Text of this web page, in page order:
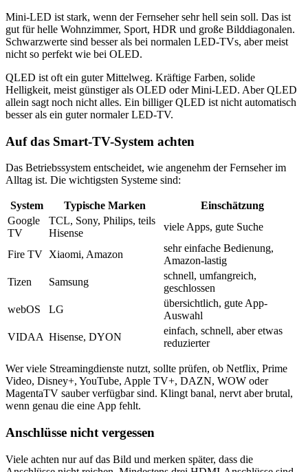
Mini-LED ist stark, wenn der Fernseher sehr hell sein soll. Das ist
gut für helle Wohnzimmer, Sport, HDR und große Bilddiagonalen.
Schwarzwerte sind besser als bei normalen LED-TVs, aber meist
nicht so perfekt wie bei OLED.
QLED ist oft ein guter Mittelweg. Kräftige Farben, solide
Helligkeit, meist günstiger als OLED oder Mini-LED. Aber QLED
allein sagt noch nicht alles. Ein billiger QLED ist nicht automatisch
besser als ein guter normaler LED-TV.
Auf das Smart-TV-System achten
Das Betriebssystem entscheidet, wie angenehm der Fernseher im
Alltag ist. Die wichtigsten Systeme sind:
System Typische Marken
Einschätzung
Google
TV
TCL, Sony, Philips, teils
Hisense
viele Apps, gute Suche
Fire TV Xiaomi, Amazon
sehr einfache Bedienung,
Amazon-lastig
Tizen
Samsung
schnell, umfangreich,
geschlossen
webOS
LG
übersichtlich, gute App-
Auswahl
VIDAA Hisense, DYON
einfach, schnell, aber etwas
reduzierter
Wer viele Streamingdienste nutzt, sollte prüfen, ob Netflix, Prime
Video, Disney+, YouTube, Apple TV+, DAZN, WOW oder
MagentaTV sauber verfügbar sind. Klingt banal, nervt aber brutal,
wenn genau die eine App fehlt.
Anschlüsse nicht vergessen
Viele achten nur auf das Bild und merken später, dass die